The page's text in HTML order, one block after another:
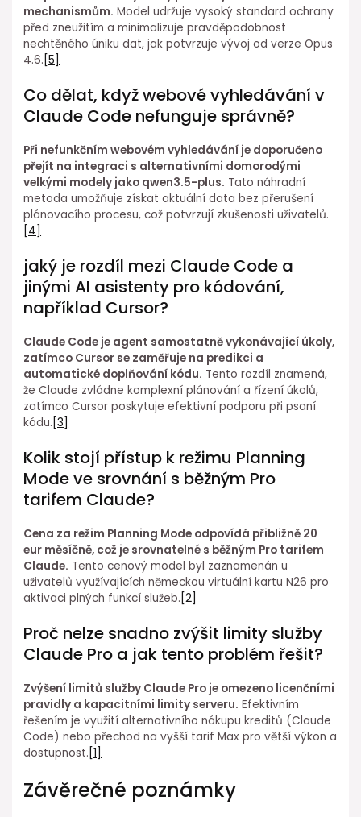
mechanismům. Model udržuje vysoký standard ochrany
před zneužitím a minimalizuje⁤ pravděpodobnost⁢
nechtěného úniku dat, jak potvrzuje vývoj od verze Opus
4.6. [5]
Co dělat, když webové vyhledávání v
Claude Code nefunguje správně?
Při nefunkčním webovém vyhledávání ⁣je doporučeno
přejít na integraci s alternativními domorodými
velkými modely jako⁤ qwen3.5-plus. Tato⁣ náhradní
metoda umožňuje získat aktuální data bez přerušení
plánovacího procesu, což potvrzují zkušenosti uživatelů.
[4]
jaký je rozdíl ⁤mezi⁣ Claude Code a
jinými AI asistenty pro kódování,
například Cursor?
Claude Code je agent samostatně vykonávající úkoly,
⁤zatímco⁤ Cursor se zaměřuje na predikci a
automatické doplňování kódu. Tento ⁣rozdíl ⁤znamená,⁢
že Claude zvládne komplexní plánování a řízení úkolů,
zatímco Cursor poskytuje efektivní podporu⁣ při psaní
kódu. [3]
Kolik⁤ stojí přístup k režimu Planning
Mode ve ⁣srovnání s běžným Pro
tarifem Claude?
Cena⁣ za režim Planning Mode odpovídá přibližně 20
eur měsíčně, což je srovnatelné s běžným Pro tarifem
Claude. Tento cenový model byl zaznamenán u
uživatelů využívajících německou virtuální kartu N26 pro
aktivaci plných funkcí služeb. [2]
Proč nelze snadno⁢ zvýšit limity služby
Claude Pro a jak tento problém řešit?
Zvýšení limitů služby Claude Pro je omezeno licenčními
⁣pravidly a kapacitními limity serveru. Efektivním
řešením je využití alternativního nákupu kreditů (Claude
Code) nebo přechod na vyšší tarif Max pro větší výkon a
dostupnost. [1]
Závěrečné poznámky